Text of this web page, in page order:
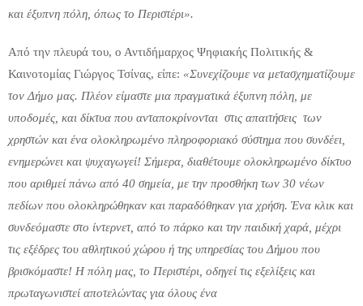
και έξυπνη πόλη, όπως το Περιστέρι».
Από την πλευρά του, ο Αντιδήμαρχος Ψηφιακής Πολιτικής &
Καινοτομίας Γιώργος Τσίνας, είπε: «Συνεχίζουμε να μετασχηματίζουμε
τον Δήμο μας. Πλέον είμαστε μια πραγματικά έξυπνη πόλη, με
υποδομές, και δίκτυα που ανταποκρίνονται στις απαιτήσεις των
χρηστών και ένα ολοκληρωμένο πληροφοριακό σύστημα που συνδέει,
ενημερώνει και ψυχαγωγεί! Σήμερα, διαθέτουμε ολοκληρωμένο δίκτυο
που αριθμεί πάνω από 40 σημεία, με την προσθήκη των 30 νέων
πεδίων που ολοκληρώθηκαν και παραδόθηκαν για χρήση. Ένα κλικ και
συνδεόμαστε στο ίντερνετ, από το πάρκο και την παιδική χαρά, μέχρι
τις εξέδρες του αθλητικού χώρου ή της υπηρεσίας του Δήμου που
βρισκόμαστε! Η πόλη μας, το Περιστέρι, οδηγεί τις εξελίξεις και
πρωταγωνιστεί αποτελώντας για όλους ένα